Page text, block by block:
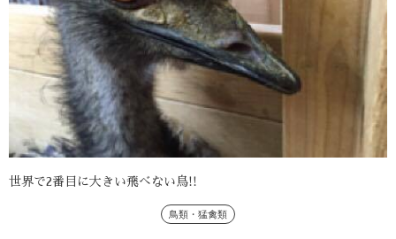
世界で2番目に大きい飛べない鳥!!
鳥類・猛禽類